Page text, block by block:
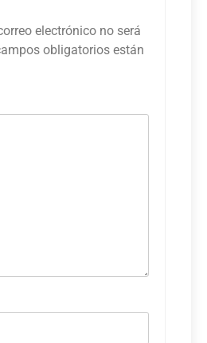
electrónico no será
obligatorios están